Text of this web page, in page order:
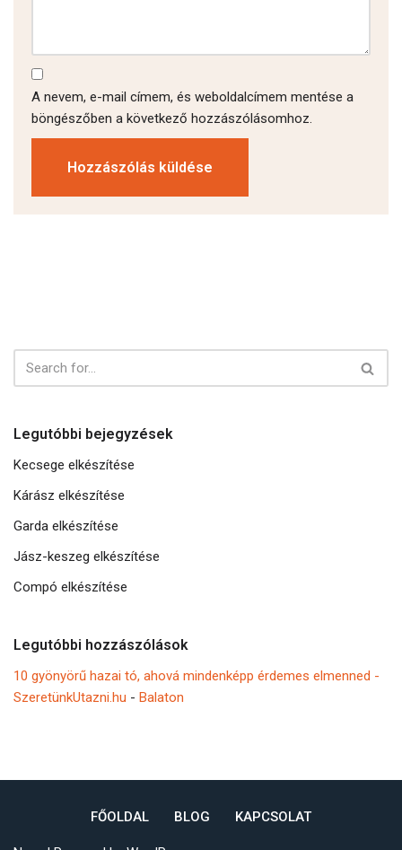
A nevem, e-mail címem, és weboldalcímem mentése a
böngészőben a következő hozzászólásomhoz.
Legutóbbi bejegyzések
Kecsege elkészítése
Kárász elkészítése
Garda elkészítése
Jász-keszeg elkészítése
Compó elkészítése
Legutóbbi hozzászólások
10 gyönyörű hazai tó, ahová mindenképp érdemes elmenned -
SzeretünkUtazni.hu - Balaton
FŐOLDAL BLOG KAPCSOLAT